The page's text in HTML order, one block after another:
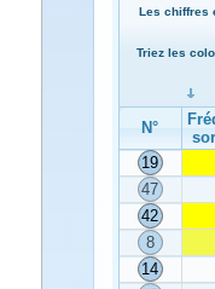
Les chiffres
Triez les
N°
19
47
42
8
14